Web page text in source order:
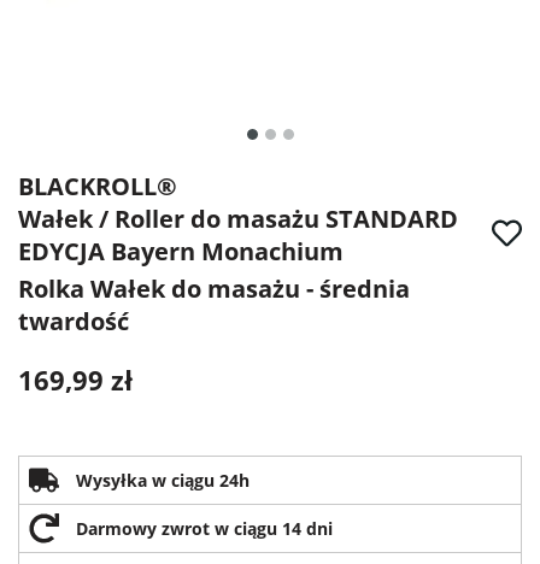
BLACKROLL®
Wałek / Roller do masażu STANDARD
EDYCJA Bayern Monachium
Rolka Wałek do masażu - średnia
twardość
169,99 zł
Wysyłka w ciągu 24h
Darmowy zwrot w ciągu 14 dni